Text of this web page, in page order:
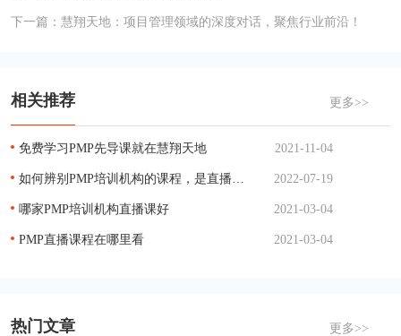
下一篇： 慧翔天地：项目管理领域的深度对话，聚焦行业前沿！
相关推荐 更多>>
免费学习PMP先导课就在慧翔天地 2021-11-04
2022-07-19
哪家PMP培训机构直播课好 2021-03-04
PMP直播课程在哪里看 2021-03-04
热门文章 更多>>